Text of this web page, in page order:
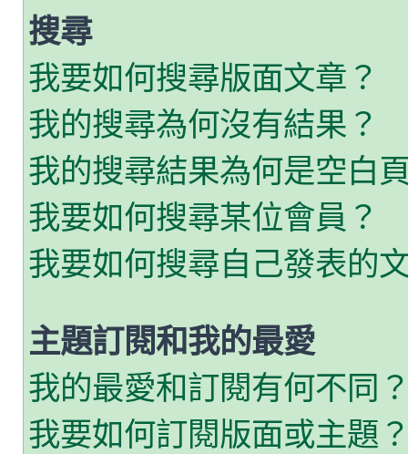
搜尋
我要如何搜尋版面文章？
我的搜尋為何沒有結果？
我的搜尋結果為何是空白
我要如何搜尋某位會員？
我要如何搜尋自己發表的
主題訂閱和我的最愛
我的最愛和訂閱有何不同
我要如何訂閱版面或主題